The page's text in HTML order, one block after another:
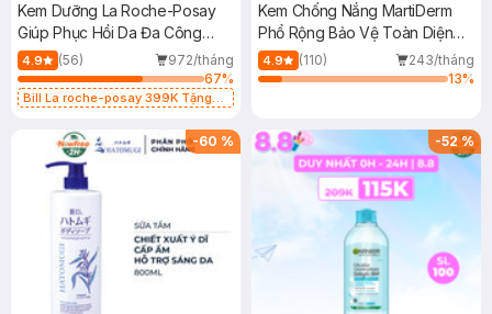
Kem Dưỡng La Roche-Posay
Giúp Phục Hồi Da Đa Công
Dụng 40ml
4.9 (56)
972/tháng
67%
Bill La roche-posay 399K Tặng
(SL có hạn)
Kem Chống Nắng MartiDerm
Phổ Rộng Bảo Vệ Toàn Diện
40ml
4.9 (110)
243/tháng
13%
-60 % -52%